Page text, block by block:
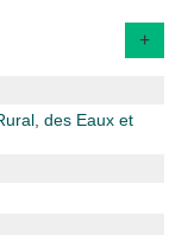
+
des Eaux et